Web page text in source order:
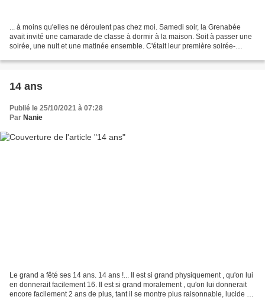
... à moins qu'elles ne déroulent pas chez moi. Samedi soir, la Grenabée
avait invité une camarade de classe à dormir à la maison. Soit à passer une
soirée, une nuit et une matinée ensemble. C'était leur première soirée-
14 ans
Publié le 25/10/2021 à 07:28
Par Nanie
Le grand a fêté ses 14 ans. 14 ans !... Il est si grand physiquement , qu'on lui
en donnerait facilement 16. Il est si grand moralement , qu'on lui donnerait
encore facilement 2 ans de plus, tant il se montre plus raisonnable, lucide et